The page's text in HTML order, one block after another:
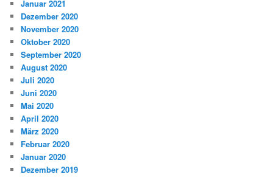
Januar 2021
Dezember 2020
November 2020
Oktober 2020
September 2020
August 2020
Juli 2020
Juni 2020
Mai 2020
April 2020
März 2020
Februar 2020
Januar 2020
Dezember 2019